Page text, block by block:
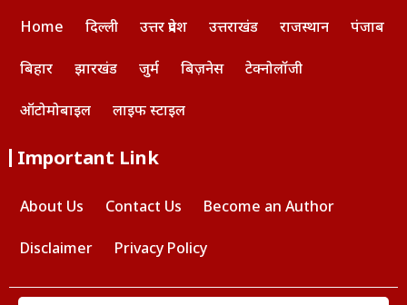
Home दिल्ली उत्तर प्रदेश उत्तराखंड राजस्थान पंजाब
बिहार झारखंड जुर्म बिज़नेस टेक्नोलॉजी
ऑटोमोबाइल लाइफ स्टाइल
Important Link
About Us Contact Us Become an Author
Disclaimer Privacy Policy